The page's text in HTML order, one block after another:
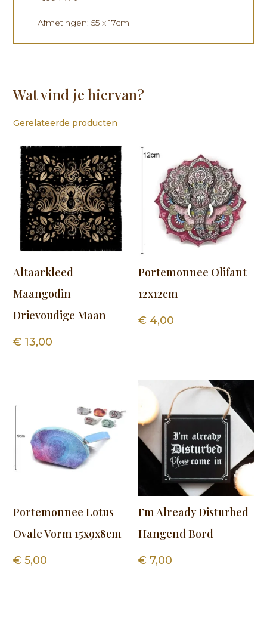
Afmetingen: 55 x 17cm
Wat vind je hiervan?
Gerelateerde producten
Altaarkleed
Maangodin
Drievoudige Maan
€ 13,00
Portemonnee Olifant
12x12cm
€ 4,00
Portemonnee Lotus
Ovale Vorm 15x9x8cm
€ 5,00
I’m Already Disturbed
Hangend Bord
€ 7,00